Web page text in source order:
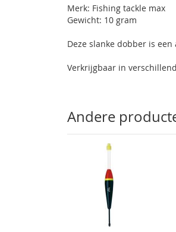
Merk: Fishing tackle max
Gewicht: 10 gram
Deze slanke dobber is
Verkrijgbaar in
Andere